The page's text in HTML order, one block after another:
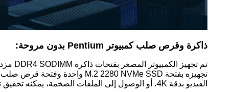
ذاكرة وقرص صلب كمبيوتر Pentium بدون مروحة:
الفيديو بدقة 4K، أو الوصول إلى الملفات الضخمة، يمكنه تحقيق تجربة فعالة وسلسة.